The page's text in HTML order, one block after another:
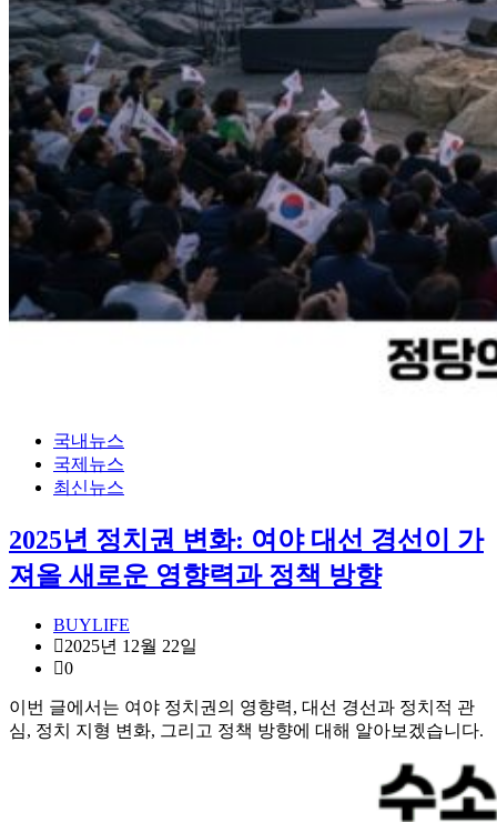
국내뉴스
국제뉴스
최신뉴스
2025년 정치권 변화: 여야 대선 경선이 가
져올 새로운 영향력과 정책 방향
BUYLIFE
2025년 12월 22일
0
이번 글에서는 여야 정치권의 영향력, 대선 경선과 정치적 관
심, 정치 지형 변화, 그리고 정책 방향에 대해 알아보겠습니다.